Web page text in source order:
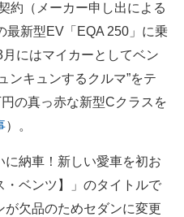
約（メーカー申し出による
最新型EV「EQA 250」に乗
にはマイカーとしてベン
ンキュンするクルマ”をテ
の真っ赤な新型Cクラスを
）。
納車！新しい愛車を初お
ベンツ】」のタイトルで
欠品のためセダンに変更